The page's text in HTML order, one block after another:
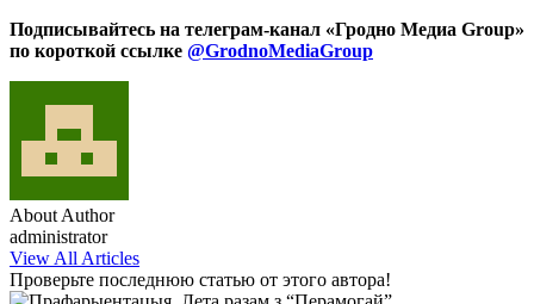
Подписывайтесь на телеграм-канал «Гродно Медиа Group»
по короткой ссылке @GrodnoMediaGroup
About Author
administrator
View All Articles
Проверьте последнюю статью от этого автора!